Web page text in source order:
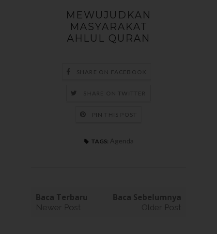
MEWUJUDKAN
MASYARAKAT
AHLUL QURAN
SHARE ON FACEBOOK
SHARE ON TWITTER
PIN THIS POST
TAGS: Agenda
Baca Terbaru
Newer Post
Baca Sebelumnya
Older Post